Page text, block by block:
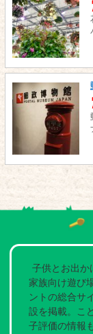
子供とお出か
家族向け遊び
ントの総合サ
設を掲載。こ
子評価の情報